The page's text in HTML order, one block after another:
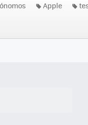
Apple